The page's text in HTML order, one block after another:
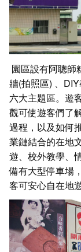
園區設有阿聰師
牆(拍照區) 、
六大主題區。遊
觀可使遊客們了
過程，以及如何
業鏈結合的在地
遊、校外教學、
備有大型停車場
客可安心自在地遊